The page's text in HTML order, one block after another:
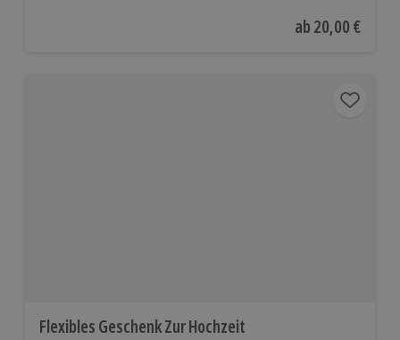
Aktueller Preis
ab20,00 €
Flexibles Geschenk Zur Hochzeit